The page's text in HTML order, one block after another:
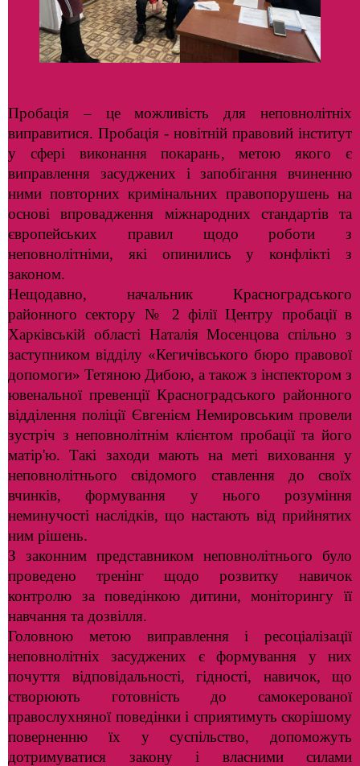
Пробація – це можливість для неповнолітніх
виправитися. Пробація - новітній правовий інститут
у сфері виконання покарань, метою якого є
виправлення засуджених і запобігання вчиненню
ними повторних кримінальних правопорушень на
основі впровадження міжнародних стандартів та
європейських правил щодо роботи з
неповнолітніми, які опинились у конфлікті з
законом.
Нещодавно, начальник Красноградського
районного сектору № 2 філії Центру пробації в
Харківській області Наталія Мосенцова спільно з
заступником відділу «Кегичівського бюро правової
допомоги» Тетяною Дибою, а також з інспектором з
ювенальної превенції Красноградського районного
відділення поліції Євгенієм Немировським провели
зустріч з неповнолітнім клієнтом пробації та його
матір'ю. Такі заходи мають на меті виховання у
неповнолітнього свідомого ставлення до своїх
вчинків, формування у нього розуміння
неминучості наслідків, що настають від прийнятих
ним рішень.
З законним представником неповнолітнього було
проведено тренінг щодо розвитку навичок
контролю за поведінкою дитини, моніторингу її
навчання та дозвілля.
Головною метою виправлення і ресоціалізації
неповнолітніх засуджених є формування у них
почуття відповідальності, гідності, навичок, що
створюють готовність до самокерованої
правослухняної поведінки і сприятимуть скорішому
поверненню їх у суспільство, допоможуть
дотримуватися закону і власними силами